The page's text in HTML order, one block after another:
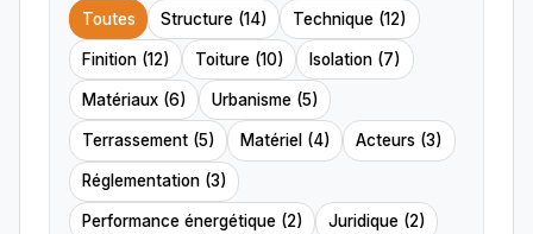
Toutes Structure (14) Technique (12)
Finition (12) Toiture (10) Isolation (7)
Matériaux (6) Urbanisme (5)
Terrassement (5) Matériel (4) Acteurs (3)
Réglementation (3)
Performance énergétique (2) Juridique (2)